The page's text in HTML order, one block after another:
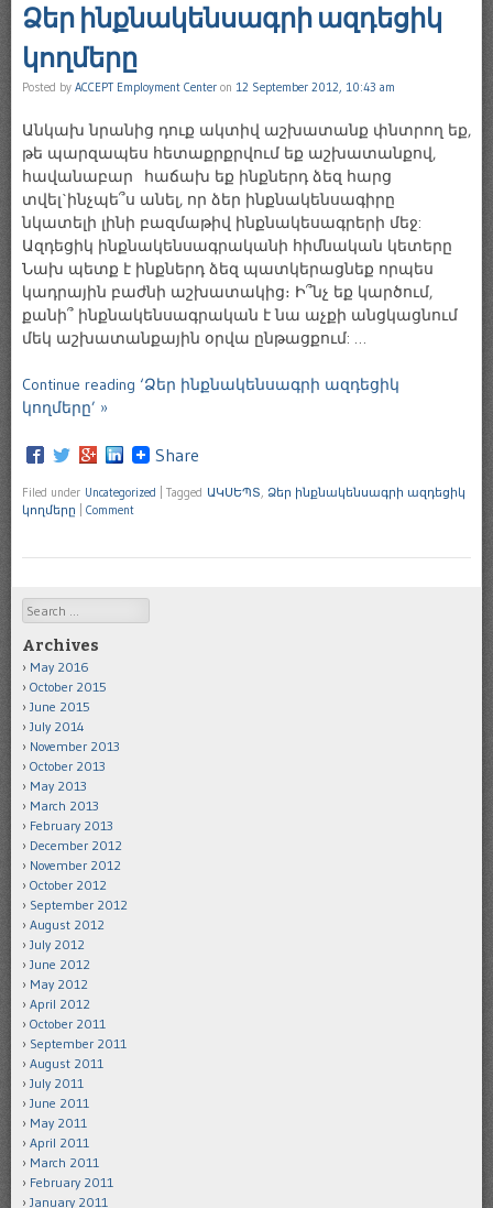
Ձեր ինքնակենսագրի ազդեցիկ
կողմերը
Posted by ACCEPT Employment Center on 12 September 2012, 10:43 am
Անկախ նրանից դուք ակտիվ աշխատանք փնտրող եք,
թե պարզապես հետաքրքրվում եք աշխատանքով,
հավանաբար հաճախ եք ինքներդ ձեզ հարց
տվել`ինչպե՞ս անել, որ ձեր ինքնակենսագիրը
նկատելի լինի բազմաթիվ ինքնակեսագրերի մեջ:
Ազդեցիկ ինքնակենսագրականի հիմնական կետերը
Նախ պետք է ինքներդ ձեզ պատկերացնեք որպես
կադրային բաժնի աշխատակից։ Ի՞նչ եք կարծում,
քանի՞ ինքնակենսագրական է նա աչքի անցկացնում
մեկ աշխատանքային օրվա ընթացքում: …
Continue reading ‘Ձեր ինքնակենսագրի ազդեցիկ
կողմերը’ »
Share
Filed under Uncategorized Tagged ԱԿՍԵՊՏ Ձեր ինքնակենսագրի ազդեցիկ
կողմերը
Comment
Search
Archives
May 2016
October 2015
June 2015
July 2014
November 2013
October 2013
May 2013
March 2013
February 2013
December 2012
November 2012
October 2012
September 2012
August 2012
July 2012
June 2012
May 2012
April 2012
October 2011
September 2011
August 2011
July 2011
June 2011
May 2011
April 2011
March 2011
February 2011
January 2011